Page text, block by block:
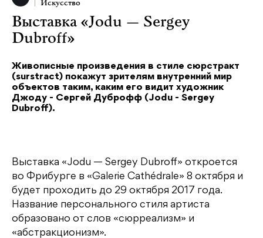
Искусство
Выставка «Jodu — Sergey
Dubroff»
Живописные произведения в стиле сюрстракт
(surstract) покажут зрителям внутренний мир
объектов таким, каким его видит художник
Джоду - Сергей Дуброфф (Jodu - Sergey
Dubroff).
Выставка «Jodu — Sergey Dubroff» откроется
во Фрибурге в «Galerie Cathédrale» 8 октября и
будет проходить до 29 октября 2017 года.
Название персонального стиля артиста
образовано от слов «сюрреализм» и
«абстракционизм».